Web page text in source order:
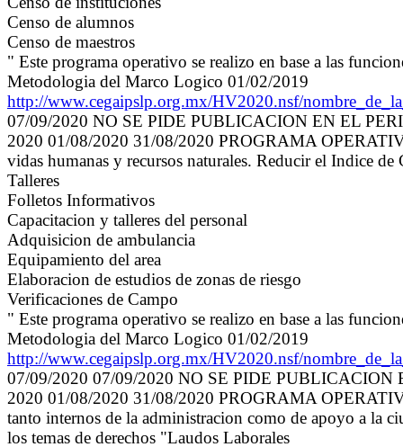
Censo de alumnos
Censo de maestros
" Este programa operativo se realizo en base a las
Metodologia del Marco Logico 01/02/2019
http://www.cegaipslp.org.mx/HV2020.nsf/
07/09/2020 NO SE PIDE PUBLICACION EN EL
2020 01/08/2020 31/08/2020 PROGRAMA
vidas humanas y recursos naturales. Reducir el Indice
Talleres
Folletos Informativos
Capacitacion y talleres del personal
Adquisicion de ambulancia
Equipamiento del area
Elaboracion de estudios de zonas de riesgo
Verificaciones de Campo
" Este programa operativo se realizo en base a las
Metodologia del Marco Logico 01/02/2019
http://www.cegaipslp.org.mx/HV2020.nsf/
07/09/2020 07/09/2020 NO SE PIDE
2020 01/08/2020 31/08/2020 PROGRAMA
tanto internos de la administracion como de apoyo a la
los temas de derechos "Laudos Laborales